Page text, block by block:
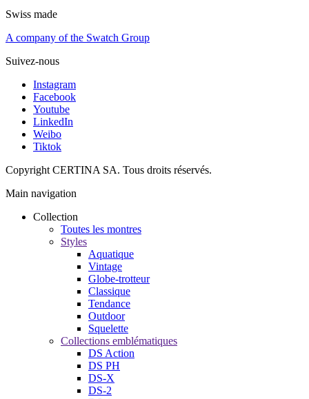
Swiss made
A company of the Swatch Group
Suivez-nous
Instagram
Facebook
Youtube
LinkedIn
Weibo
Tiktok
Copyright CERTINA SA. Tous droits réservés.
Main navigation
Collection
Toutes les montres
Styles
Aquatique
Vintage
Globe-trotteur
Classique
Tendance
Outdoor
Squelette
Collections emblématiques
DS Action
DS PH
DS-X
DS-2